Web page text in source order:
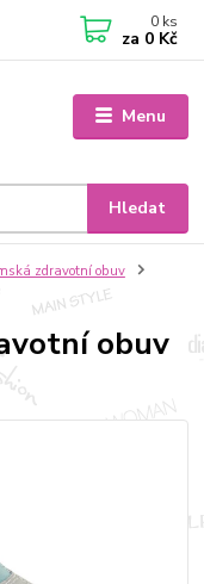
Menu
Hledat
0 ks
za 0 Kč
zdravotní obuv
obuv